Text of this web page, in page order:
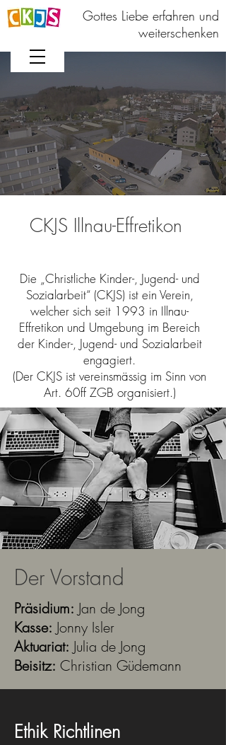
Gottes Liebe erfahren und
weiterschenken
CKJS Illnau-Effretikon
Die „Christliche Kinder-, Jugend- und
Sozialarbeit“ (CKJS) ist ein Verein,
welcher sich seit 1993 in Illnau-
Effretikon und Umgebung im Bereich
der Kinder-, Jugend- und Sozialarbeit
engagiert.
(Der CKJS ist vereinsmässig im Sinn von
Art. 60ff ZGB organisiert.)
Der Vorstand
Präsidium: Jan de Jong
Kasse: Jonny Isler
Aktuariat: Julia de Jong
Beisitz: Christian Güdemann
Ethik Richtlinen